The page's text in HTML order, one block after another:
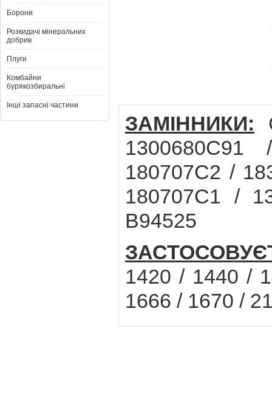
Борони
Розкидачі мінеральних
добрив
Плуги
Комбайни
бурякозбиральні
Інші запасні частини
ЗАМІННИКИ:
180707C2 /
180707C1 /
B94525
1420 / 1440 /
1666 / 1670 /